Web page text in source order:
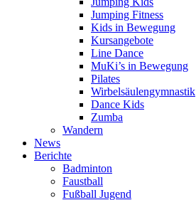
Jumping Fitness
Kids in Bewegung
Kursangebote
Line Dance
MuKi’s in Bewegung
Pilates
Wirbelsäulengymnastik
Dance Kids
Zumba
Wandern
News
Berichte
Badminton
Faustball
Fußball Jugend